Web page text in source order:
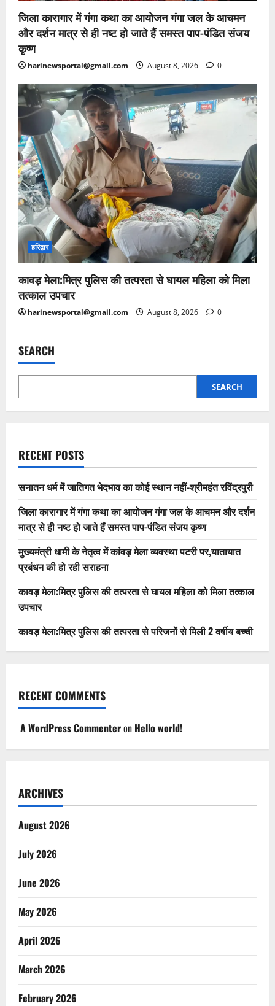
जिला कारागार में गंगा कथा का आयोजन गंगा जल के आचमन
और दर्शन मात्र से ही नष्ट हो जाते हैं समस्त पाप-पंडित संजय
कृष्ण
harinewsportal@gmail.com August 8, 2026 0
हरिद्वार
कावड़ मेला:मित्र पुलिस की तत्परता से घायल महिला को मिला
तत्काल उपचार
harinewsportal@gmail.com August 8, 2026 0
SEARCH
SEARCH
RECENT POSTS
सनातन धर्म में जातिगत भेदभाव का कोई स्थान नहीं-श्रीमहंत रविंद्रपुरी
जिला कारागार में गंगा कथा का आयोजन गंगा जल के आचमन और दर्शन
मात्र से ही नष्ट हो जाते हैं समस्त पाप-पंडित संजय कृष्ण
मुख्यमंत्री धामी के नेतृत्व में कांवड़ मेला व्यवस्था पटरी पर,यातायात
प्रबंधन की हो रही सराहना
कावड़ मेला:मित्र पुलिस की तत्परता से घायल महिला को मिला तत्काल
उपचार
कावड़ मेला:मित्र पुलिस की तत्परता से परिजनों से मिली 2 वर्षीय बच्ची
RECENT COMMENTS
A WordPress Commenteron Hello world!
ARCHIVES
August 2026
July 2026
June 2026
May 2026
April 2026
March 2026
February 2026